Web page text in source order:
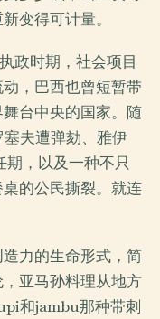
变得可计量。
政时期，社会项目
，巴西也曾短暂带
台中央的国家。随
塞夫遭弹劾、雅伊
期，以及一种不只
的公民撕裂。就连
力的生命形式，简
亚马孙料理从地方
和jambu那种带刺